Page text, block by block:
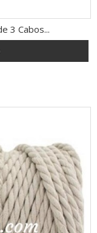
3 Cabos...